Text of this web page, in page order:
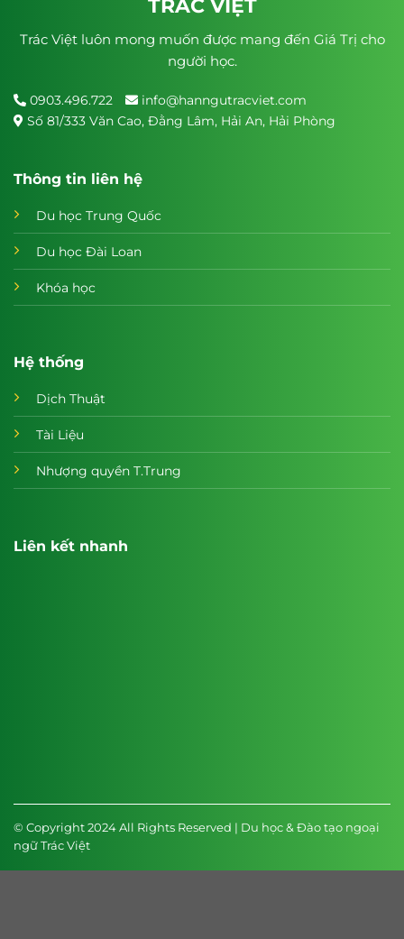
TRÁC VIỆT
Trác Việt luôn mong muốn được mang đến Giá Trị cho
người học.
0903.496.722
info@hanngutracviet.com
Số 81/333 Văn Cao, Đằng Lâm, Hải An, Hải Phòng
Thông tin liên hệ
Du học Trung Quốc
Du học Đài Loan
Khóa học
Hệ thống
Dịch Thuật
Tài Liệu
Nhượng quyền T.Trung
Liên kết nhanh
© Copyright 2024 All Rights Reserved | Du học & Đào tạo ngoại
ngữ Trác Việt